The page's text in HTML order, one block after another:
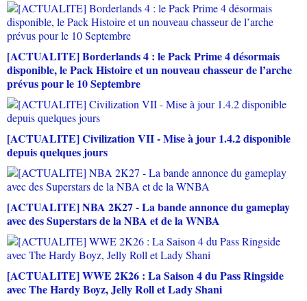
[ACTUALITE] Borderlands 4 : le Pack Prime 4 désormais
disponible, le Pack Histoire et un nouveau chasseur de l’arche
prévus pour le 10 Septembre
[ACTUALITE] Civilization VII - Mise à jour 1.4.2 disponible
depuis quelques jours
[ACTUALITE] NBA 2K27 - La bande annonce du gameplay
avec des Superstars de la NBA et de la WNBA
[ACTUALITE] WWE 2K26 : La Saison 4 du Pass Ringside
avec The Hardy Boyz, Jelly Roll et Lady Shani